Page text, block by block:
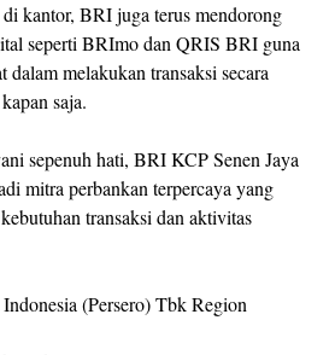
kantor, BRI juga terus mendorong
seperti BRImo dan QRIS BRI guna
dalam melakukan transaksi secara
saja.
sepenuh hati, BRI KCP Senen Jaya
mitra perbankan terpercaya yang
transaksi dan aktivitas
(Persero) Tbk Region